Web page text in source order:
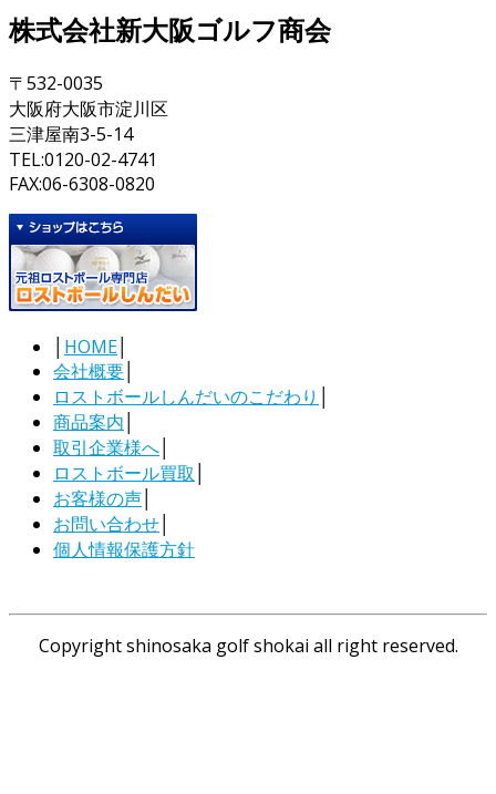
株式会社新大阪ゴルフ商会
〒532-0035
大阪府大阪市淀川区
三津屋南3-5-14
TEL:0120-02-4741
FAX:06-6308-0820
HOME
会社概要
ロストボールしんだいのこだわり
商品案内
取引企業様へ
ロストボール買取
お客様の声
お問い合わせ
個人情報保護方針
Copyright shinosaka golf shokai all right reserved.